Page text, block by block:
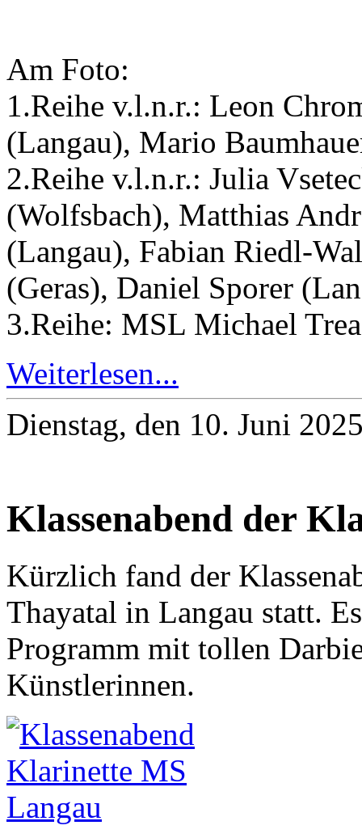
Am Foto:
1.Reihe v.l.n.r.: Leon
(Langau), Mario
2.Reihe v.l.n.r.: Julia
(Wolfsbach), Matthias
(Langau), Fabian Riedl-
(Geras), Daniel Sporer
3.Reihe: MSL Michael
Weiterlesen...
Dienstag, den 10. Juni
Klassenabend der
Kürzlich fand der
Thayatal in Langau statt.
Programm mit tollen
Künstlerinnen.